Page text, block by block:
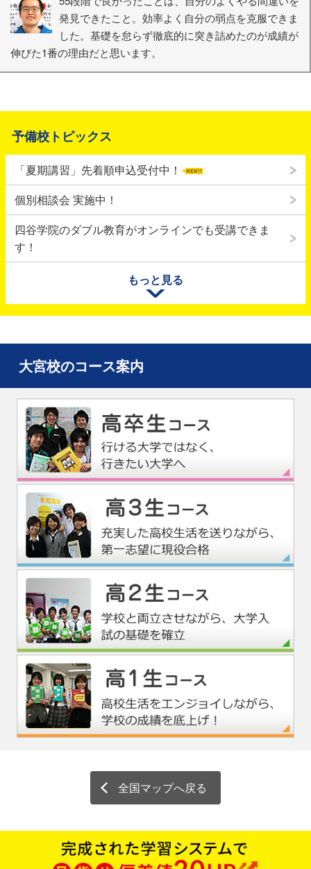
発見できたこと。効率よく自分の弱点を克服できま
した。基礎を怠らず徹底的に突き詰めたのが成績が
伸びた1番の理由だと思います。
予備校トピックス
「夏期講習」先着順申込受付中！
個別相談会 実施中！
四谷学院のダブル教育がオンラインでも受講できま
す！
の方々に心からお見舞い申し上げます。皆様の安全と、一日
も早い復旧・復興をお祈りいたします。
個別相談会実施中！
2026年度 大学入学共通テスト特集
保護者体験談が増えました！
四谷学院マンガ公開中！
パンフレット資料請求受付中！
もっと見る
大宮校のコース案内
全国マップへ戻る